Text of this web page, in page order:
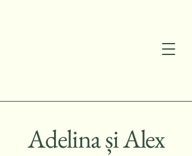
Adelina și Alex